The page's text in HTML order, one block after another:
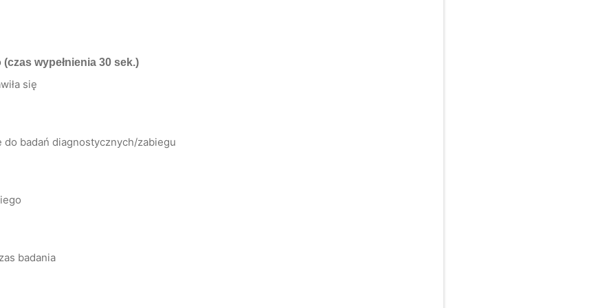
(czas wypełnienia 30 sek.)
się
badań diagnostycznych/zabiegu
badania